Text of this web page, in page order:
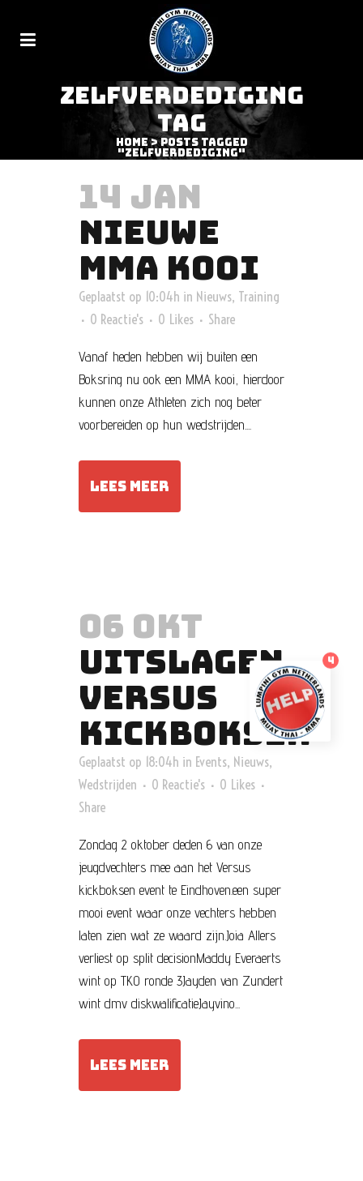
ZELFVERDEDIGING
TAG
Home>Posts tagged
"Zelfverdediging"
14 JAN
NIEUWE
MMA KOOI
Geplaatst op 10:04h in Nieuws, Training
0 Reactie's
0 Likes Share
Vanaf heden hebben wij buiten een
Boksring nu ook een MMA kooi, hierdoor
kunnen onze Athleten zich nog beter
voorbereiden op hun wedstrijden....
LEES MEER
06 OKT
UITSLAGEN
VERSUS
KICKBOKSEN
Geplaatst op 18:04h in Events, Nieuws,
Wedstrijden
0 Reactie's 0 Likes
Share
Zondag 2 oktober deden 6 van onze
jeugdvechters mee aan het Versus
kickboksen event te Eindhoven.een super
mooi event waar onze vechters hebben
laten zien wat ze waard zijn.Joia Allers
verliest op split decisionMaddy Everaerts
wint op TKO ronde 3Jayden van Zundert
wint dmv diskwalificatieJayvino...
LEES MEER
4